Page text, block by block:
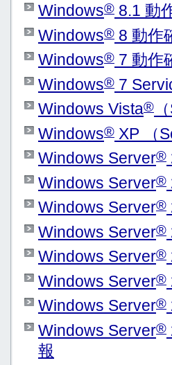
Windows® 8.1 動
Windows® 8 動作
Windows® 7 動作
Windows® 7
Windows Vista®
Windows® XP （
Windows Server®
Windows Server®
Windows Server®
Windows Server®
Windows Server®
Windows Server®
Windows Server®
Windows Server®
報